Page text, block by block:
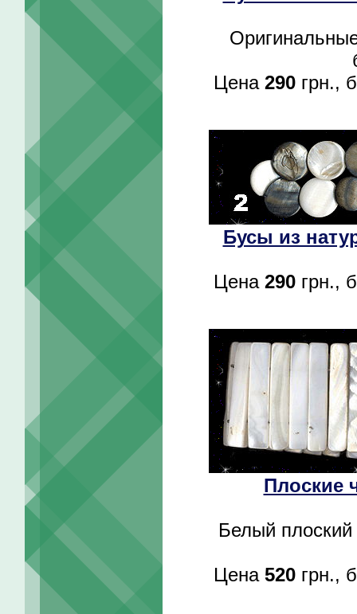
Цена 290грн.,
Бусы из
Цена 290грн.,
Плоские
Белый плоский
Цена 520грн.,